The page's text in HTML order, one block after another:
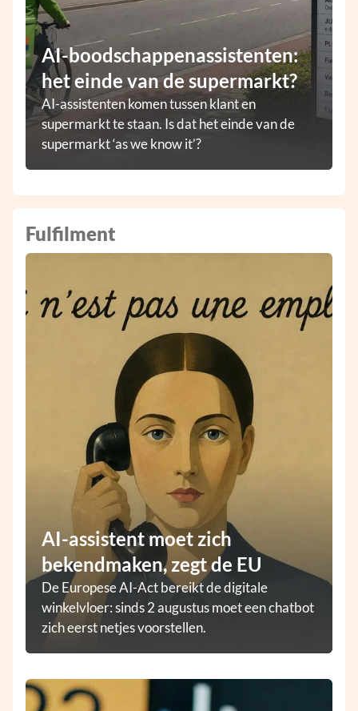
AI-boodschappenassistenten:
het einde van de supermarkt?
AI-assistenten komen tussen klant en
supermarkt te staan. Is dat het einde van de
supermarkt ‘as we know it’?
Fulfilment
AI-assistent moet zich
bekendmaken, zegt de EU
De Europese AI-Act bereikt de digitale
winkelvloer: sinds 2 augustus moet een chatbot
zich eerst netjes voorstellen.